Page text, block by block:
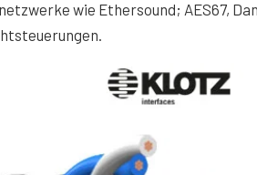
wie Ethersound; AES67,